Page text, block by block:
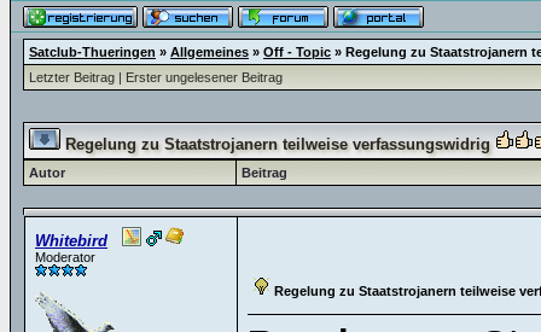
Satclub-Thueringen » Allgemeines » Off - Topic » Regelung zu Staatstrojanern
Letzter Beitrag | Erster ungelesener Beitrag
Regelung zu Staatstrojanern teilweise verfassungswidrig
Autor Beitrag
Whitebird
Moderator
Regelung zu Staatstrojanern teilweise